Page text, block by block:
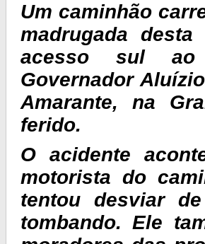
Um caminhão
madrugada
acesso sul ao
Governador
Amarante, na
ferido.
O acidente
motorista do
tentou desviar
tombando. Ele